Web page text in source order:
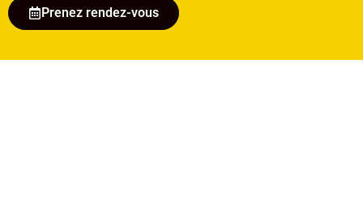
Prenez rendez-vous